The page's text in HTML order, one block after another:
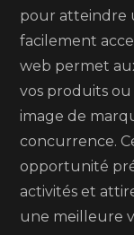
pour atteindre
facilement
web permet
vos produits
image de
concurrence.
opportunité
activités et
une meilleure